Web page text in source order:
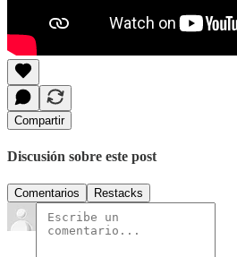
Compartir
Discusión sobre este post
Comentarios Restacks